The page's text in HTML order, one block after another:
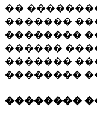
��
�������
��������
������
�������
��������
��������